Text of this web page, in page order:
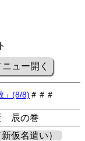
ニュー開く
」(8/8) ＃＃＃
辰の巻
新仮名遣い）